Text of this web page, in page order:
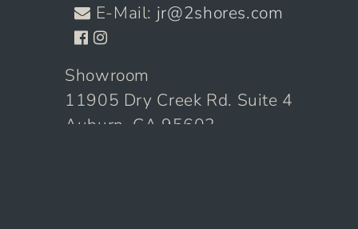
E-Mail: jr@2shores.com
Showroom
11905 Dry Creek Rd. Suite 4
Auburn, CA 95602